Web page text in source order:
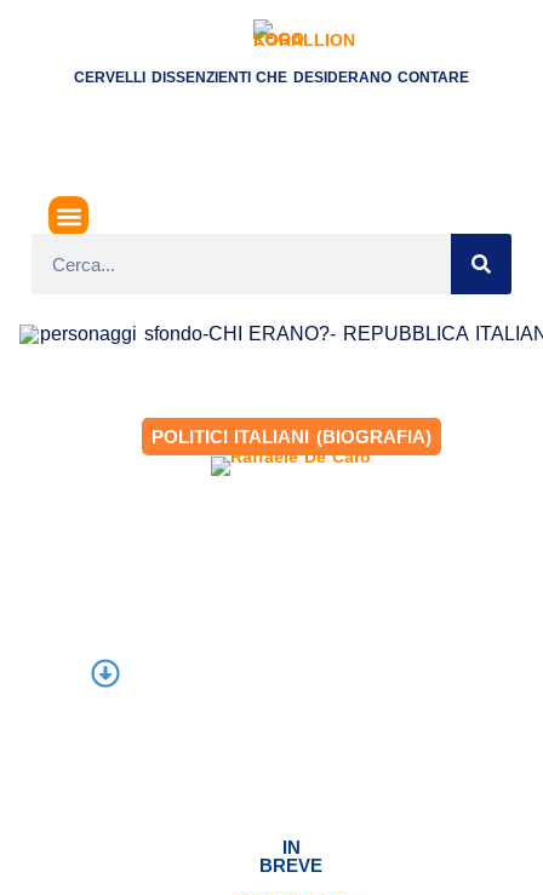
CERVELLI DISSENZIENTI CHE DESIDERANO CONTARE
POLITICI ITALIANI (BIOGRAFIA)
IN
BREVE